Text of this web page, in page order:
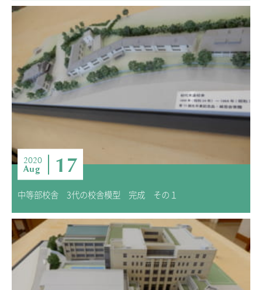
2020
Aug 17
中等部校舎 3代の校舎模型 完成 その１